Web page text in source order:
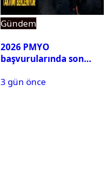
Gündem
2026 PMYO
başvurularında son
3 gün önce